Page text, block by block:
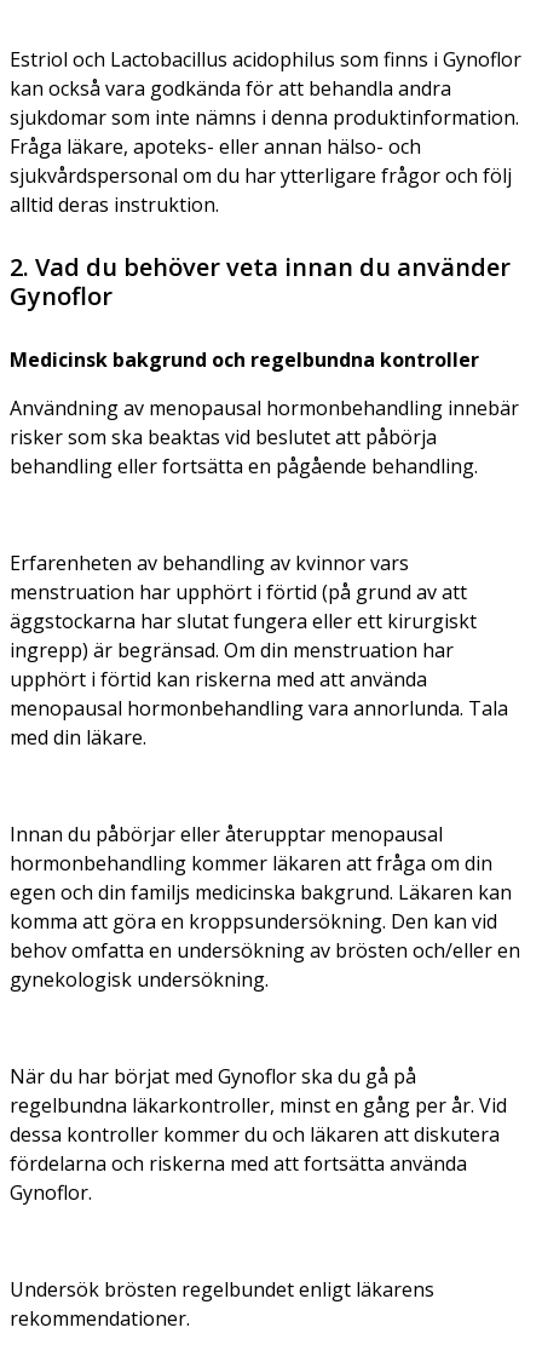
Estriol och Lactobacillus acidophilus som finns i Gynoflor
kan också vara godkända för att behandla andra
sjukdomar som inte nämns i denna produktinformation.
Fråga läkare, apoteks- eller annan hälso- och
sjukvårdspersonal om du har ytterligare frågor och följ
alltid deras instruktion.
2. Vad du behöver veta innan du använder
Gynoflor
Medicinsk bakgrund och regelbundna kontroller
Användning av menopausal hormonbehandling innebär
risker som ska beaktas vid beslutet att påbörja
behandling eller fortsätta en pågående behandling.
Erfarenheten av behandling av kvinnor vars
menstruation har upphört i förtid (på grund av att
äggstockarna har slutat fungera eller ett kirurgiskt
ingrepp) är begränsad. Om din menstruation har
upphört i förtid kan riskerna med att använda
menopausal hormonbehandling vara annorlunda. Tala
med din läkare.
Innan du påbörjar eller återupptar menopausal
hormonbehandling kommer läkaren att fråga om din
egen och din familjs medicinska bakgrund. Läkaren kan
komma att göra en kroppsundersökning. Den kan vid
behov omfatta en undersökning av brösten och/eller en
gynekologisk undersökning.
När du har börjat med Gynoflor ska du gå på
regelbundna läkarkontroller, minst en gång per år. Vid
dessa kontroller kommer du och läkaren att diskutera
fördelarna och riskerna med att fortsätta använda
Gynoflor.
Undersök brösten regelbundet enligt läkarens
rekommendationer.